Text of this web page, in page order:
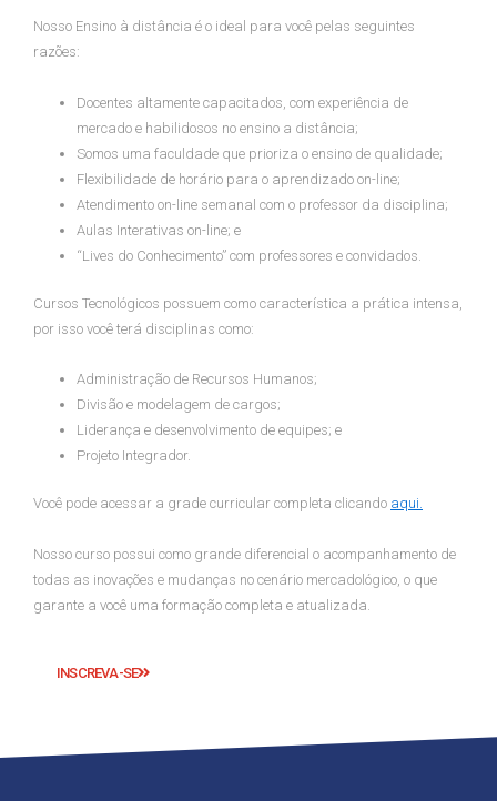
Nosso Ensino à distância é o ideal para você pelas seguintes
razões:
Docentes altamente capacitados, com experiência de
mercado e habilidosos no ensino a distância;
Somos uma faculdade que prioriza o ensino de qualidade;
Flexibilidade de horário para o aprendizado on-line;
Atendimento on-line semanal com o professor da disciplina;
Aulas Interativas on-line; e
“Lives do Conhecimento” com professores e convidados.
Cursos Tecnológicos possuem como característica a prática intensa,
por isso você terá disciplinas como:
Administração de Recursos Humanos;
Divisão e modelagem de cargos;
Liderança e desenvolvimento de equipes; e
Projeto Integrador.
Você pode acessar a grade curricular completa clicando aqui.
Nosso curso possui como grande diferencial o acompanhamento de
todas as inovações e mudanças no cenário mercadológico, o que
garante a você uma formação completa e atualizada.
INSCREVA-SE